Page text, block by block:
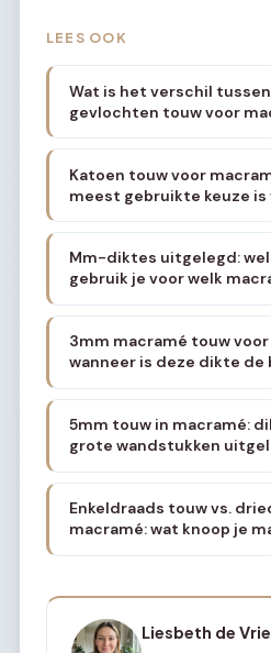
LEES OOK
Wat is het verschil
gevlochten touw voor
Katoen touw voor
meest gebruikte keuze is
Mm-diktes uitgelegd:
gebruik je voor welk
3mm macramé touw
wanneer is deze dikte de
5mm touw in macramé:
grote wandstukken
Enkeldraads touw vs.
macramé: wat knoop je
Liesbeth de